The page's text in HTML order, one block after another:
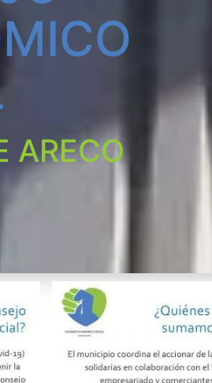
ARECO